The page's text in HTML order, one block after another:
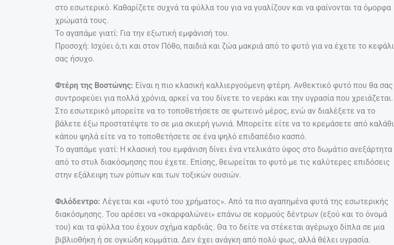
στο εσωτερικό. Καθαρίζετε συχνά τα φύλλα του για να γυαλίζουν και να φαίνονται τα όμορφα
χρώματά τους.
Το αγαπάμε γιατί: Για την εξωτική εμφάνισή του.
Προσοχή: Ισχύει ό,τι και στον Πόθο, παιδιά και ζώα μακριά από το φυτό για να έχετε το κεφάλι
σας ήσυχο.
Φτέρη της Βοστώνης: Είναι η πιο κλασική καλλιεργούμενη φτέρη. Ανθεκτικό φυτό που θα σας
συντροφεύει για πολλά χρόνια, αρκεί να του δίνετε το νεράκι και την υγρασία που χρειάζεται.
Στο εσωτερικό μπορείτε να το τοποθετήσετε σε φωτεινό μέρος, ενώ αν διαλέξετε να το
βάλετε έξω προστατέψτε το σε μια σκιερή γωνιά. Μπορείτε είτε να το κρεμάσετε από καλάθι
κάπου ψηλά είτε να το τοποθετήσετε σε ένα ψηλό επιδαπέδιο κασπό.
Το αγαπάμε γιατί: Η κλασική του εμφάνιση δίνει ένα ντελικάτο ύφος στο δωμάτιο ανεξάρτητα
από το στυλ διακόσμησης που έχετε. Επίσης, θεωρείται το φυτό με τις καλύτερες επιδόσεις
στην εξάλειψη των ρύπων και των τοξικών ουσιών.
Φιλόδεντρο: Λέγεται και «φυτό του χρήματος». Από τα πιο αγαπημένα φυτά της εσωτερικής
διακόσμησης. Του αρέσει να «σκαρφαλώνει» επάνω σε κορμούς δέντρων (εξού και το όνομά
του) και τα φύλλα του έχουν σχήμα καρδιάς. Θα το δείτε να στέκεται αγέρωχο δίπλα σε μια
βιβλιοθήκη ή σε ογκώδη κομμάτια. Δεν έχει ανάγκη από πολύ φως, αλλά θέλει υγρασία.